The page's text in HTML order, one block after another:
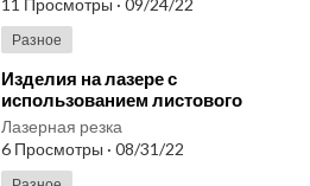
11 Просмотры · 09/24/22
Разное
⁣Изделия на лазере с
использованием листового
металла любой толщины.
lazervorota.ru
Лазерная резка
6 Просмотры · 08/31/22